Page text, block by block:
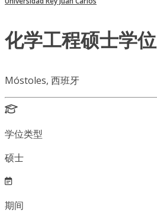
化学工程硕士学位
Móstoles, 西班牙
学位类型
硕士
期间